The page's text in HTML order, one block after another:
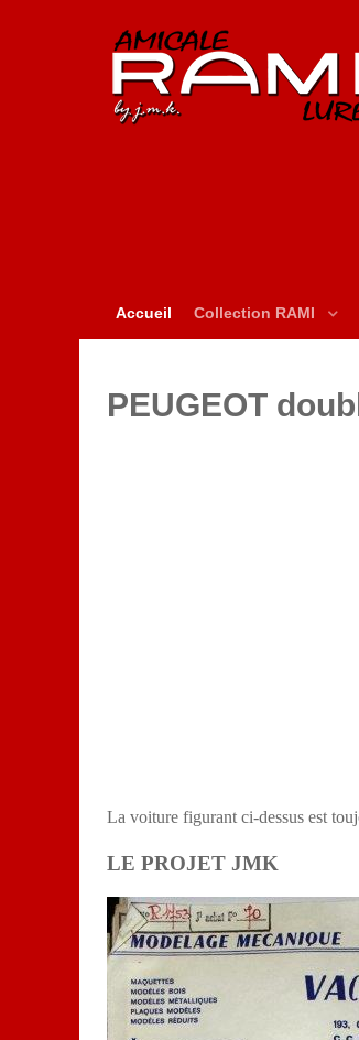
Accueil Collection RAMI
PEUGEOT
La voiture figurant ci-dessus est
LE PROJET JMK